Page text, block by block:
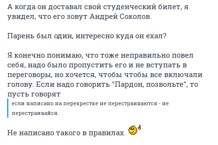
А когда он доставал свой студенческий билет, я
увидел, что его зовут Андрей Соколов.
Парень был один, интересно куда он ехал?
Я конечно понимаю, что тоже неправильно повел
себя, надо было пропустить его и не вступать в
переговоры, но хочется, чтобы чтобы все включали
голову. Если надо говорить "Пардон, позвольте", то
пусть говорят
если написано на перекрестке не перестраиваются - не
перестраивайся.
Не написано такого в правилах.